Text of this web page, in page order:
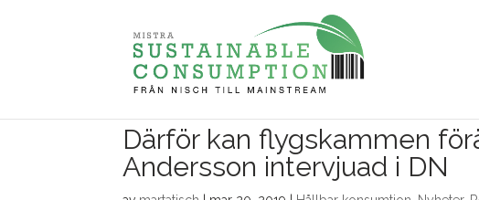
Därför kan flygskammen
Andersson intervjuad i DN